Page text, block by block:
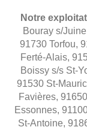
Notre
Bouray s/
91730 Torfou,
Ferté-Alais,
Boissy s/s St-
91530 St-
Favières,
Essonnes,
St-Antoine,